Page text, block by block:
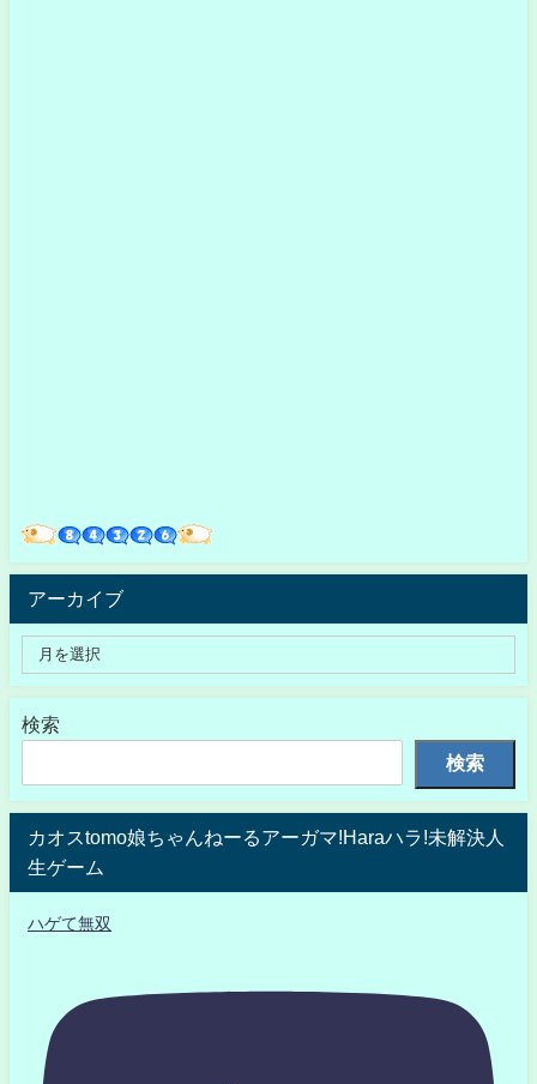
アーカイブ
検索
検索
カオスtomo娘ちゃんねーるアーガマ!Haraハラ!未解決人
生ゲーム
ハゲて無双